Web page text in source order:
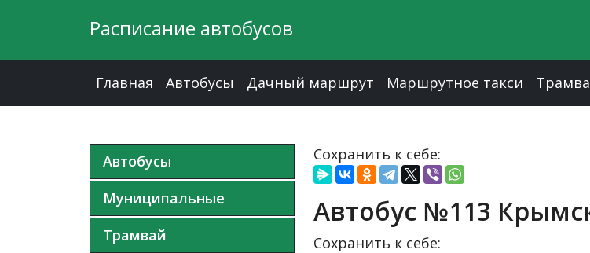
Расписание автобусов
Главная Автобусы Дачный маршрут Маршрутное такси
Сохранить к себе:
Автобус №113
Сохранить к себе:
Автобусы
Муниципальные
Трамвай